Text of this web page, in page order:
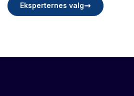
Eksperternes valg